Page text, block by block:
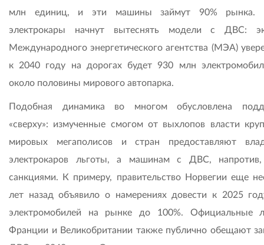
млн единиц, и эти машины займут 90% рынка.
электрокары начнут вытеснять модели с ДВС:
Международного энергетического агентства (МЭА)
к 2040 году на дорогах будет 930 млн
около половины мирового автопарка.
Подобная динамика во многом обусловлена
«сверху»: измученные смогом от выхлопов власти
мировых мегаполисов и стран предоставляют
электрокаров льготы, а машинам с ДВС, напротив,
санкциями. К примеру, правительство Норвегии еще
лет назад объявило о намерениях довести к 2025
электромобилей на рынке до 100%. Официальные
Франции и Великобритании также публично обещают